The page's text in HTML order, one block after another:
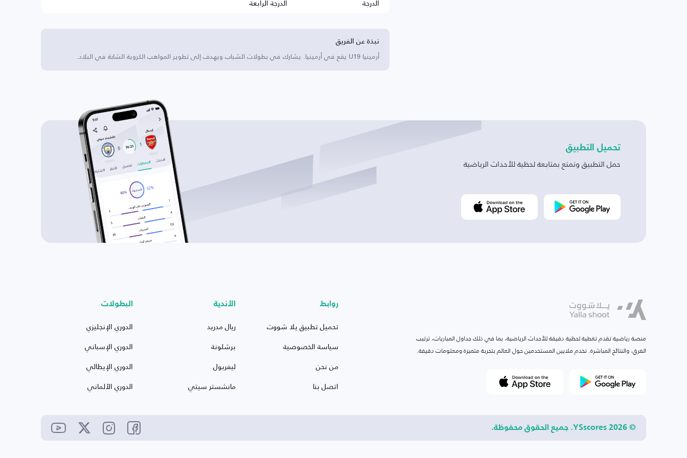
نبذة عن الفريق
أرمينيا U19 يقع في أرمينيا. يشارك في بطولات الشباب ويهدف إلى تطوير المواهب الكروية الشابة في البلاد.
تحميل التطبيق
حمل التطبيق وتمتع بمتابعة لحظية للأحداث الرياضية
منصة رياضية تقدم تغطية لحظية دقيقة للأحداث الرياضية، بما في ذلك جداول المباريات، ترتيب
الفرق، والنتائج المباشرة. نخدم ملايين المستخدمين حول العالم بتجربة متميزة ومعلومات دقيقة.
روابط
تحميل تطبيق يلا شووت
سياسة الخصوصية
من نحن
اتصل بنا
الأندية
ريال مدريد
برشلونة
ليفربول
مانشستر سيتي
البطولات
الدوري الإنجليزي
الدوري الإسباني
الدوري الإيطالي
الدوري الألماني
© 2026 YSscores. جميع الحقوق محفوظة.